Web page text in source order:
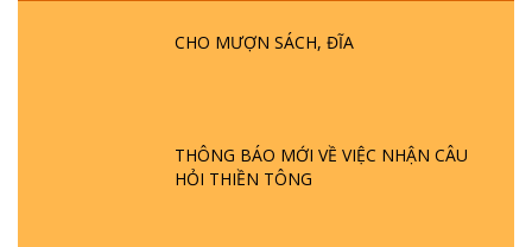
CHO MƯỢN SÁCH, ĐĨA
THÔNG BÁO MỚI VỀ VIỆC NHẬN CÂU
HỎI THIỀN TÔNG
HỘI GÌ? TỬ VÌ ĐẠO
PHẬT GIỚI CÓ THỜI GIAN KHÔNG? |
TTTD